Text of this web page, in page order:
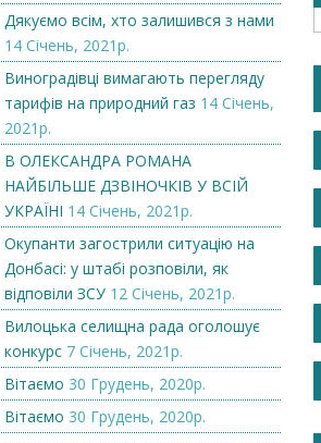
Дякуємо всім, хто залишився з нами
14 Січень, 2021р.
Виноградівці вимагають перегляду
тарифів на природний газ 14 Січень,
2021р.
В ОЛЕКСАНДРА РОМАНА
НАЙБІЛЬШЕ ДЗВІНОЧКІВ У ВСІЙ
УКРАЇНІ 14 Січень, 2021р.
Окупанти загострили ситуацію на
Донбасі: у штабі розповіли, як
відповіли ЗСУ 12 Січень, 2021р.
Вилоцька селищна рада оголошує
конкурс 7 Січень, 2021р.
Вітаємо 30 Грудень, 2020р.
Вітаємо 30 Грудень, 2020р.